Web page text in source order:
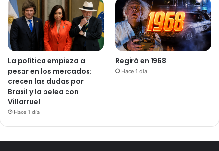
La política empieza a
pesar en los mercados:
crecen las dudas por
Brasil y la pelea con
Villarruel
Hace 1 día
Regirá en 1968
Hace 1 día